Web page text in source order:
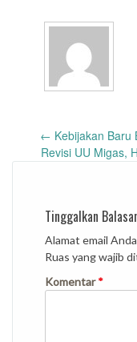
navigation
← Kebijakan Baru
Revisi UU Migas,
Tinggalkan
Alamat email
Ruas yang wajib
Komentar*